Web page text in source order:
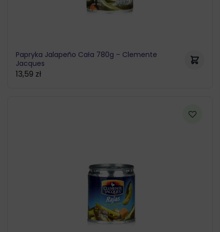
Papryka Jalapeño Cała 780g – Clemente
Jacques
13,59 zł